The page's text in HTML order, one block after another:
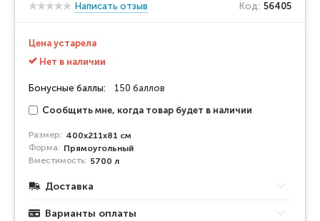
Написать отзыв Код: 56405
Цена устарела
Нет в наличии
Бонусные баллы: 150 баллов
Сообщить мне, когда товар будет в наличии
Размер: 400x211x81 см
Форма: Прямоугольный
Вместимость: 5700 л
Доставка
Варианты оплаты